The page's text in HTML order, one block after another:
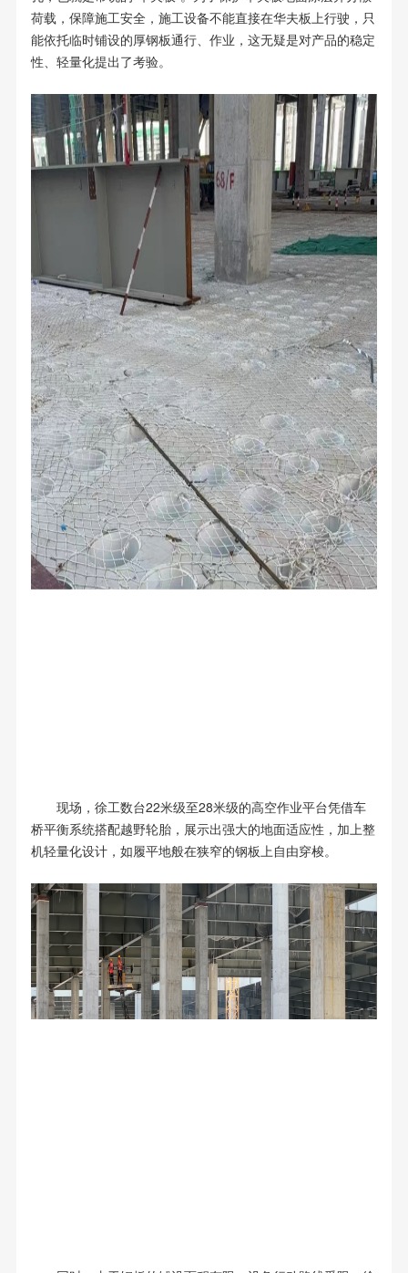
荷载，保障施工安全，施工设备不能直接在华夫板上行驶，只
能依托临时铺设的厚钢板通行、作业，这无疑是对产品的稳定
性、轻量化提出了考验。
现场，徐工数台22米级至28米级的高空作业平台凭借车
桥平衡系统搭配越野轮胎，展示出强大的地面适应性，加上整
机轻量化设计，如履平地般在狭窄的钢板上自由穿梭。